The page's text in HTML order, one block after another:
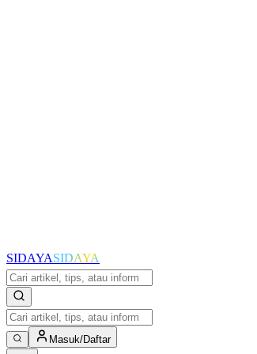
SIDAYASIDAYA
Masuk/Daftar